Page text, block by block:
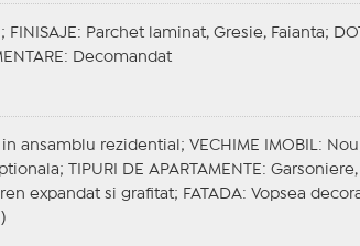
FINISAJE : Parchet laminat, Gresie, Faianta;
: Decomandat
in ansamblu rezidential; VECHIME IMOBIL :
TIPURI DE APARTAMENTE :
expandat si grafitat; FATADA: Vopsea